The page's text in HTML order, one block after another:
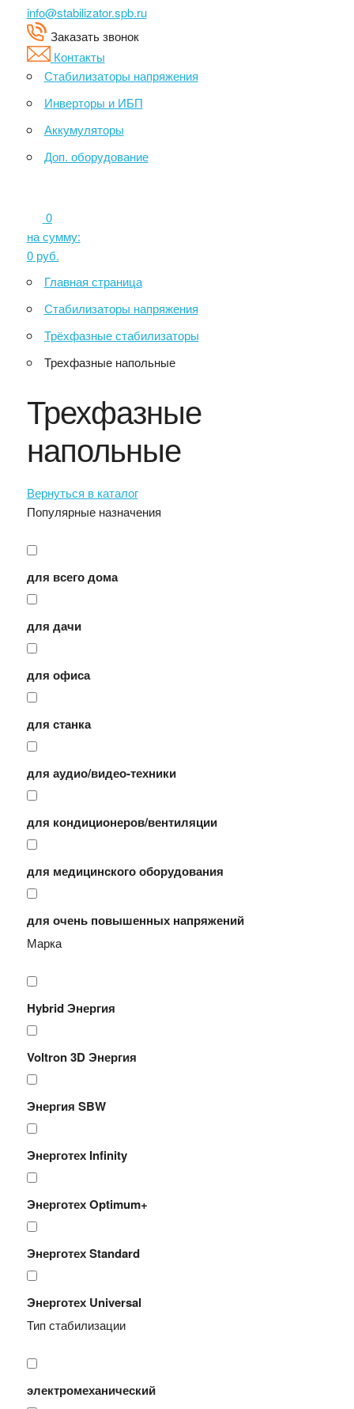
info@stabilizator.spb.ru
Заказать звонок
Контакты
Стабилизаторы напряжения
Инверторы и ИБП
Аккумуляторы
Доп. оборудование
0
на сумму:
0руб.
Главная страница
Стабилизаторы напряжения
Трёхфазные стабилизаторы
Трехфазные напольные
Трехфазные
напольные
Вернуться в каталог
Популярные назначения
для всего дома
для дачи
для офиса
для станка
для аудио/видео-техники
для кондиционеров/вентиляции
для медицинского оборудования
для очень повышенных напряжений
Марка
Hybrid Энергия
Voltron 3D Энергия
Энергия SBW
Энерготех Infinity
Энерготех Optimum+
Энерготех Standard
Энерготех Universal
Тип стабилизации
электромеханический